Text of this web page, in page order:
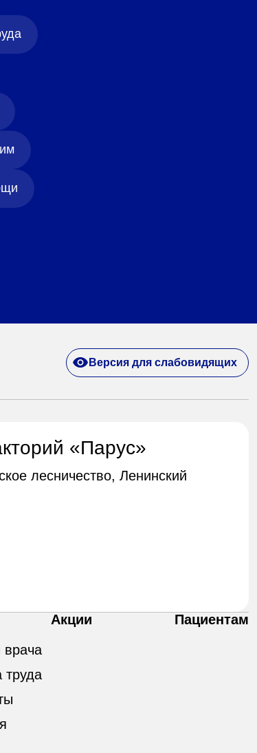
Версия для слабовидящих
«Парус»
лесничество, Ленинский
Акции
Пациентам
врача
труда